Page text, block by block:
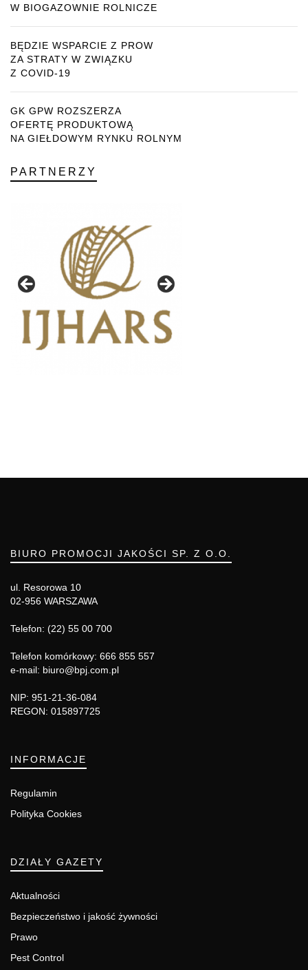
W BIOGAZOWNIE ROLNICZE
BĘDZIE WSPARCIE Z PROW
ZA STRATY W ZWIĄZKU
Z COVID-19
GK GPW ROZSZERZA
OFERTĘ PRODUKTOWĄ
NA GIEŁDOWYM RYNKU ROLNYM
PARTNERZY
BIURO PROMOCJI JAKOŚCI SP. Z O.O.
ul. Resorowa 10
02-956 WARSZAWA
Telefon: (22) 55 00 700
Telefon komórkowy: 666 855 557
e-mail: biuro@bpj.com.pl
NIP: 951-21-36-084
REGON: 015897725
INFORMACJE
Regulamin
Polityka Cookies
DZIAŁY GAZETY
Aktualności
Bezpieczeństwo i jakość żywności
Prawo
Pest Control